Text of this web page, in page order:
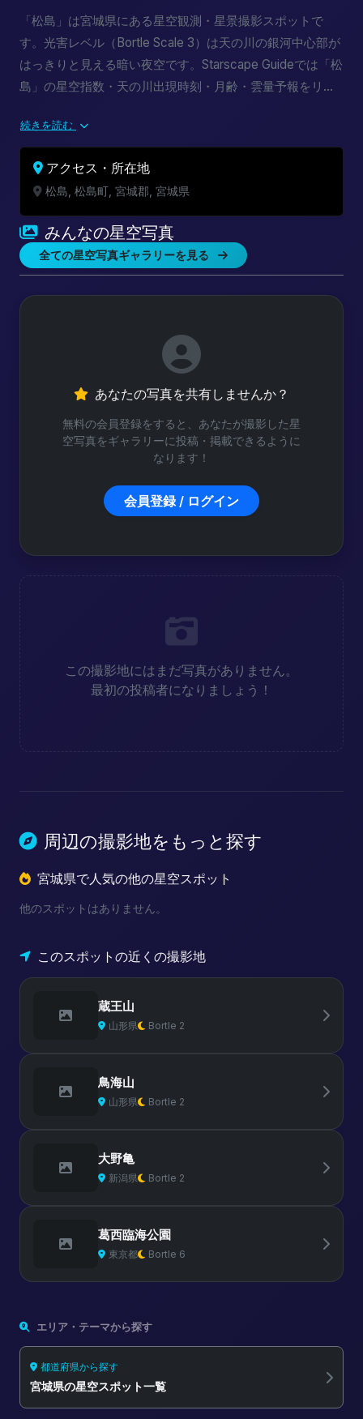
「松島」は宮城県にある星空観測・星景撮影スポットで
す。光害レベル（Bortle Scale 3）は天の川の銀河中心部が
はっきりと見える暗い夜空です。Starscape Guideでは「松
島」の星空指数・天の川出現時刻・月齢・雲量予報をリア
せて最適な撮影計画を立てましょう。
続きを読む
アクセス・所在地
松島, 松島町, 宮城郡, 宮城県
みんなの星空写真
全ての星空写真ギャラリーを見る
あなたの写真を共有しませんか？
無料の会員登録をすると、あなたが撮影した星
空写真をギャラリーに投稿・掲載できるように
なります！
会員登録 / ログイン
この撮影地にはまだ写真がありません。
最初の投稿者になりましょう！
周辺の撮影地をもっと探す
宮城県で人気の他の星空スポット
他のスポットはありません。
このスポットの近くの撮影地
蔵王山
山形県 Bortle 2
鳥海山
山形県 Bortle 2
大野亀
新潟県 Bortle 2
葛西臨海公園
東京都 Bortle 6
エリア・テーマから探す
都道府県から探す
宮城県の星空スポット一覧